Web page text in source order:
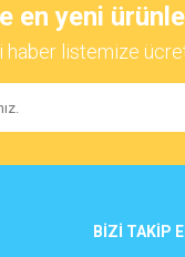
en yeni
haber listemize
BİZİ TAKİP